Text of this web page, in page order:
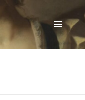
MENU
EN